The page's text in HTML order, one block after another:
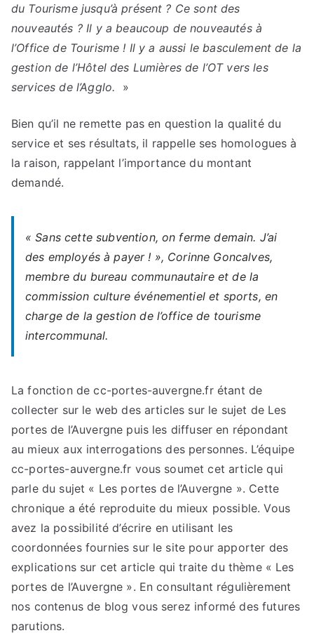
du Tourisme jusqu’à présent ? Ce sont des
nouveautés ? Il y a beaucoup de nouveautés à
l’Office de Tourisme ! Il y a aussi le basculement de la
gestion de l’Hôtel des Lumières de l’OT vers les
services de l’Agglo. »
Bien qu’il ne remette pas en question la qualité du
service et ses résultats, il rappelle ses homologues à
la raison, rappelant l’importance du montant
demandé.
«Sans cette subvention, on ferme demain. J’ai
des employés à payer ! », Corinne Goncalves,
membre du bureau communautaire et de la
commission culture événementiel et sports, en
charge de la gestion de l’office de tourisme
intercommunal.
La fonction de cc-portes-auvergne.fr étant de
collecter sur le web des articles sur le sujet de Les
portes de l’Auvergne puis les diffuser en répondant
au mieux aux interrogations des personnes. L’équipe
cc-portes-auvergne.fr vous soumet cet article qui
parle du sujet « Les portes de l’Auvergne ». Cette
chronique a été reproduite du mieux possible. Vous
avez la possibilité d’écrire en utilisant les
coordonnées fournies sur le site pour apporter des
explications sur cet article qui traite du thème « Les
portes de l’Auvergne ». En consultant régulièrement
nos contenus de blog vous serez informé des futures
parutions.